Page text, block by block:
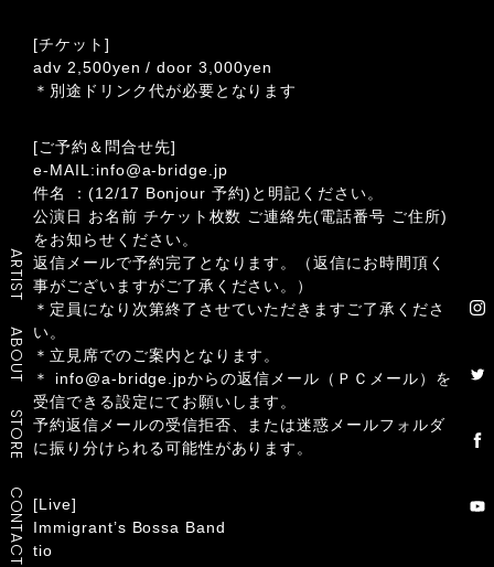
ARTIST
ABOUT
STORE
CONTACT
[チケット]
adv 2,500yen / door 3,000yen
＊別途ドリンク代が必要となります
[ご予約＆問合せ先]
e-MAIL:info@a-bridge.jp
件名 ：(12/17 Bonjour 予約)と明記ください。
公演日 お名前 チケット枚数 ご連絡先(電話番号 ご住所)
をお知らせください。
返信メールで予約完了となります。（返信にお時間頂く
事がございますがご了承ください。）
＊定員になり次第終了させていただきますご了承くださ
い。
＊立見席でのご案内となります。
＊ info@a-bridge.jpからの返信メール（ＰＣメール）を
受信できる設定にてお願いします。
予約返信メールの受信拒否、または迷惑メールフォルダ
に振り分けられる可能性があります。
[Live]
Immigrant’s Bossa Band
tio